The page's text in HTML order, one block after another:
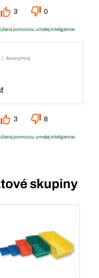
3 0
pomocou umelej inteligencie
| Anonymný
3 8
pomocou umelej inteligencie
skupiny